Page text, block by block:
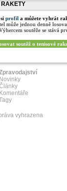
RAKETY
profil a můžete vyhrát
může jednou denně
soutěže se stává
soutěž o tenisové
Novinky
Komentáře
vyhrazena